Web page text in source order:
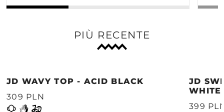
PIÙ RECENTE
JD WAVY TOP - ACID BLACK
309 PLN
JD
WHITE
399